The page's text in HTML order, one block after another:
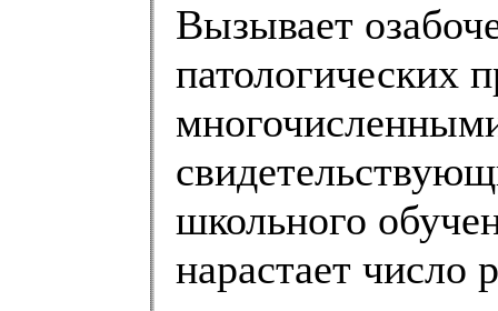
Вызывает
патологических
школьного
нарастает число